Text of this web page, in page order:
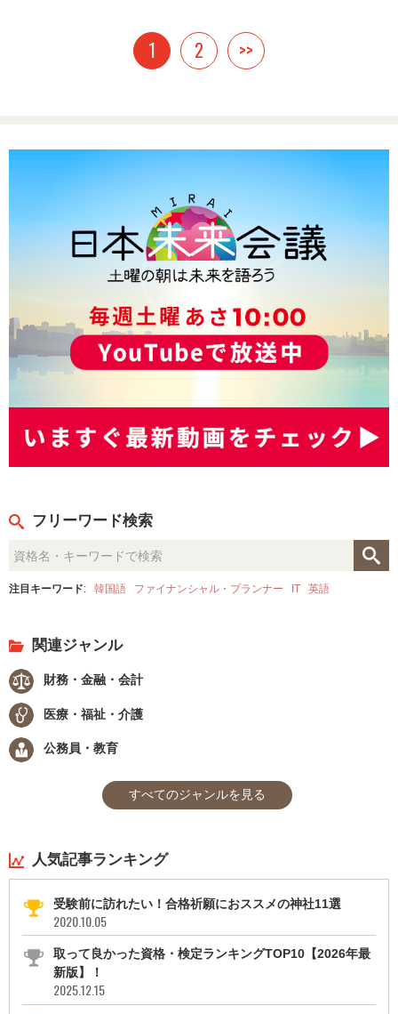
1 2 >>
フリーワード検索
注目キーワード: 韓国語 ファイナンシャル・プランナー IT 英語
関連ジャンル
財務・金融・会計
医療・福祉・介護
公務員・教育
すべてのジャンルを見る
人気記事ランキング
受験前に訪れたい！合格祈願におススメの神社11選
2020.10.05
取って良かった資格・検定ランキングTOP10【2026年最
新版】！
2025.12.15